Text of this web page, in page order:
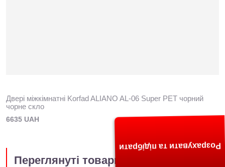
Двері міжкімнатні Korfad ALIANO AL-06 Super PET чорний
чорне скло
6635 UAH
Переглянуті товари
Розрахувати та підібрати